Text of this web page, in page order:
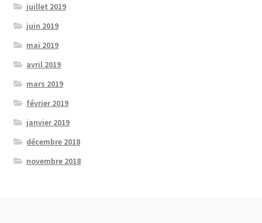
juillet 2019
juin 2019
mai 2019
avril 2019
mars 2019
février 2019
janvier 2019
décembre 2018
novembre 2018